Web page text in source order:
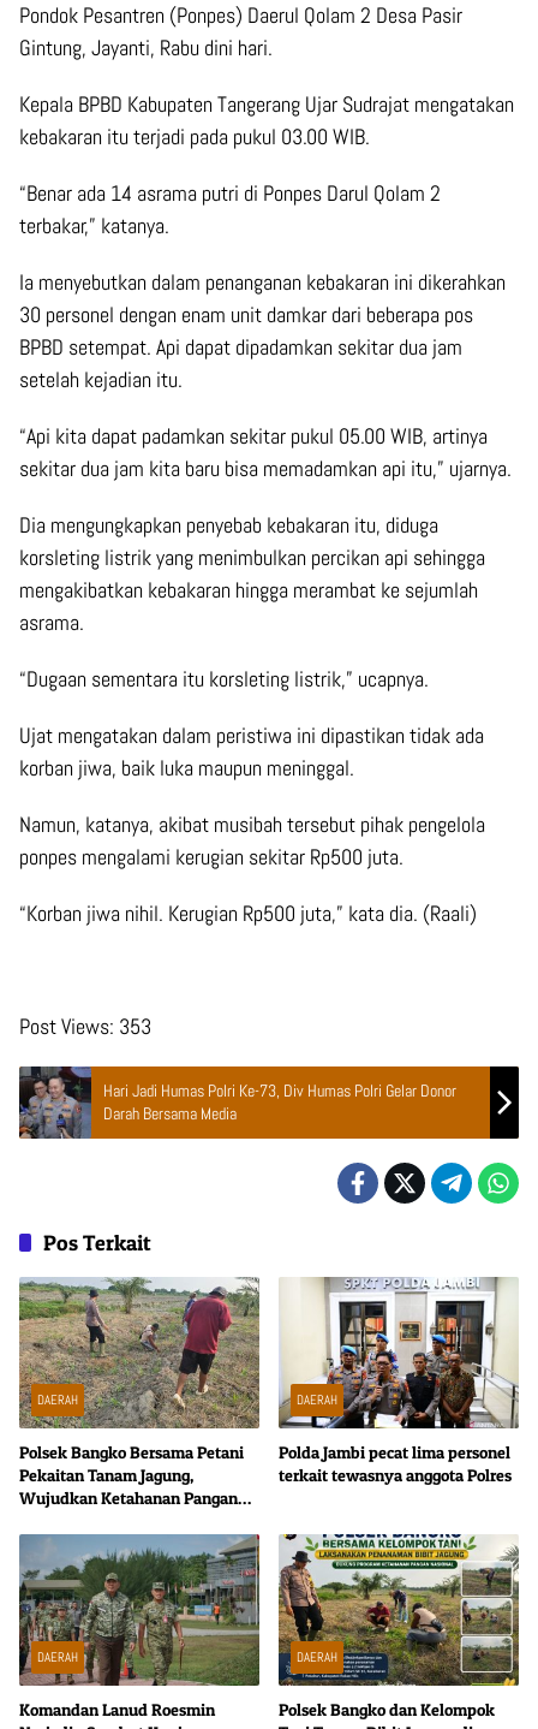
Pondok Pesantren (Ponpes) Daerul Qolam 2 Desa Pasir
Gintung, Jayanti, Rabu dini hari.
Kepala BPBD Kabupaten Tangerang Ujar Sudrajat mengatakan
kebakaran itu terjadi pada pukul 03.00 WIB.
“Benar ada 14 asrama putri di Ponpes Darul Qolam 2
terbakar,” katanya.
Ia menyebutkan dalam penanganan kebakaran ini dikerahkan
30 personel dengan enam unit damkar dari beberapa pos
BPBD setempat. Api dapat dipadamkan sekitar dua jam
setelah kejadian itu.
“Api kita dapat padamkan sekitar pukul 05.00 WIB, artinya
sekitar dua jam kita baru bisa memadamkan api itu,” ujarnya.
Dia mengungkapkan penyebab kebakaran itu, diduga
korsleting listrik yang menimbulkan percikan api sehingga
mengakibatkan kebakaran hingga merambat ke sejumlah
asrama.
“Dugaan sementara itu korsleting listrik,” ucapnya.
Ujat mengatakan dalam peristiwa ini dipastikan tidak ada
korban jiwa, baik luka maupun meninggal.
Namun, katanya, akibat musibah tersebut pihak pengelola
ponpes mengalami kerugian sekitar Rp500 juta.
“Korban jiwa nihil. Kerugian Rp500 juta,” kata dia. (Raali)
Post Views: 353
Hari Jadi Humas Polri Ke-73, Div Humas Polri Gelar Donor
Darah Bersama Media
Pos Terkait
DAERAH
Polsek Bangko Bersama Petani
Pekaitan Tanam Jagung,
Wujudkan Ketahanan Pangan
DAERAH
Polda Jambi pecat lima personel
terkait tewasnya anggota Polres
DAERAH
Komandan Lanud Roesmin
DAERAH
Polsek Bangko dan Kelompok